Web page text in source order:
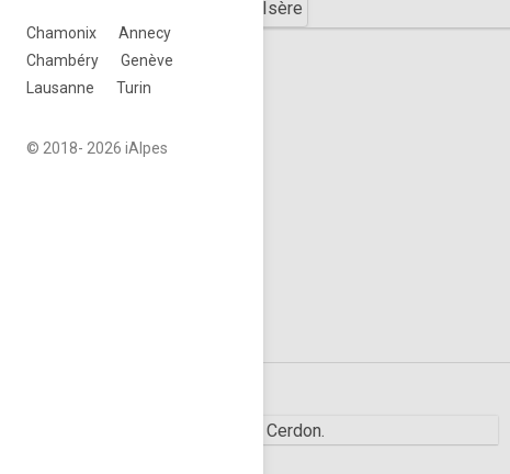
Chamonix
Annecy
Chambéry
Genève
Lausanne
Turin
© 2018- 2026 iAlpes